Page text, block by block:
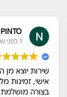
שירות יוצא מן
אישי, זמינות
בצורה